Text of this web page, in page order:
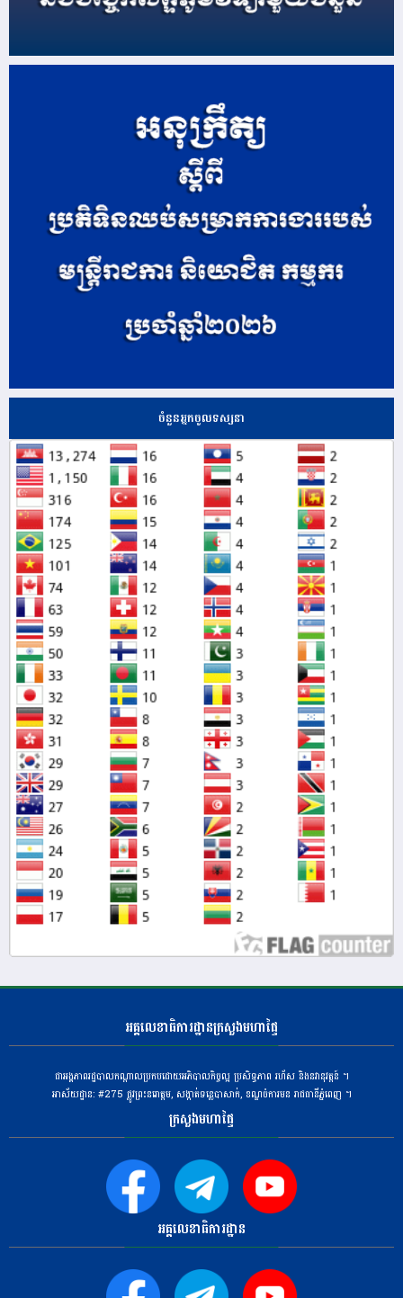
ចំនួនអ្នកចូលទស្សនា
អគ្គលេខាធិការដ្ឋានក្រសួងមហាផ្ទៃ
ជាអង្គភាពរដ្ឋបាលកណ្តាលប្រកបដោយអភិបាលកិច្ចល្អ ប្រសិទ្ធភាព រហ័ស និងនវានុវត្តន៍ ។
អាស័យដ្ឋាន: #275 ​ផ្លូវព្រះនរោត្តម, សង្កាត់ទន្លេបាសាក់, ខណ្ឌចំការមន រាជធានីភ្នំពេញ ។
ក្រសួងមហាផ្ទៃ
អគ្គលេខាធិការដ្ឋាន